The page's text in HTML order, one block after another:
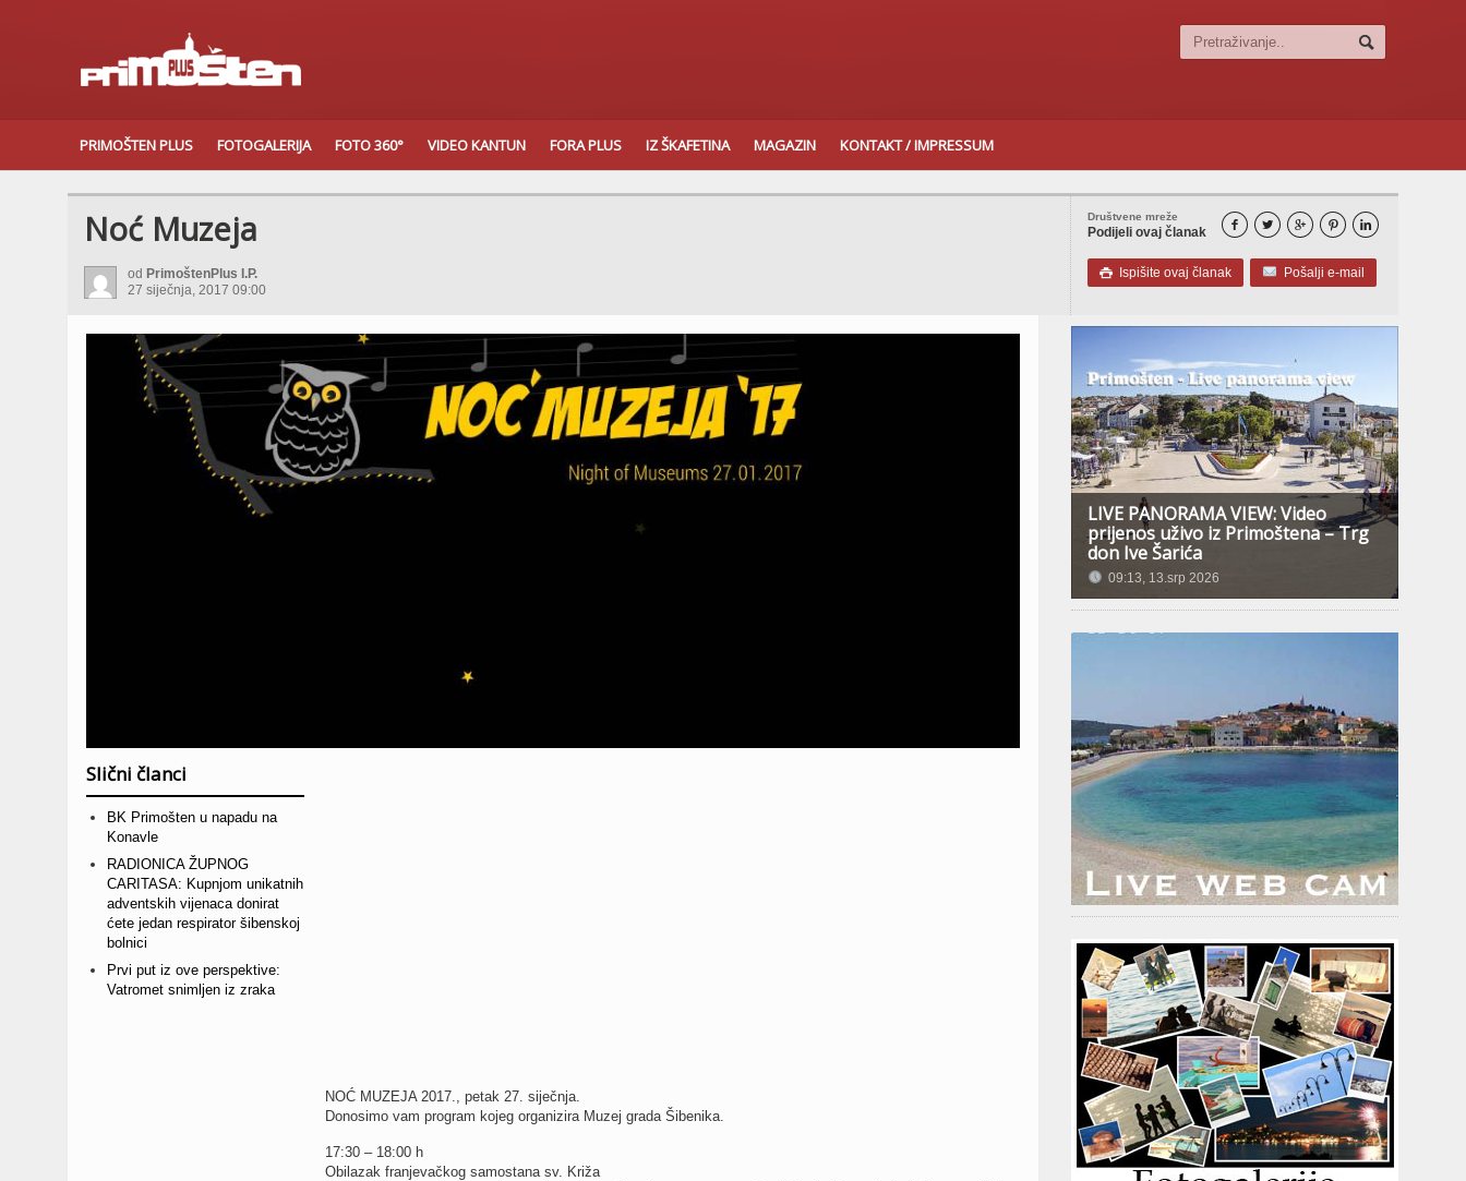
PRIMOŠTEN PLUS FOTOGALERIJA FOTO 360° VIDEO KANTUN FORA PLUS IZ ŠKAFETINA MAGAZIN KONTAKT / IMPRESSUM
Društvene mreže
Podijeli ovaj članak     
 Ispišite ovaj članak Pošalji e-mail
Noć Muzeja
od PrimoštenPlus I.P.
27 siječnja, 2017 09:00
Slični članci
BK Primošten u napadu na
Konavle
RADIONICA ŽUPNOG
CARITASA: Kupnjom unikatnih
adventskih vijenaca donirat
ćete jedan respirator šibenskoj
bolnici
Prvi put iz ove perspektive:
Vatromet snimljen iz zraka
NOĆ MUZEJA 2017., petak 27. siječnja.
Donosimo vam program kojeg organizira Muzej grada Šibenika.
17:30 – 18:00 h
Obilazak franjevačkog samostana sv. Križa
LIVE PANORAMA VIEW: Video
prijenos uživo iz Primoštena – Trg
don Ive Šarića
09:13, 13.srp 2026